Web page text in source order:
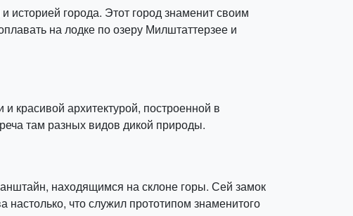
историей города. Этот город знаменит своим
на лодке по озеру Милштаттерзее и
красивой архитектурой, построенной в
там разных видов дикой природы.
находящимся на склоне горы. Сей замок
что служил прототипом знаменитого